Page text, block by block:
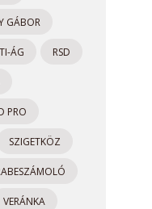
GÁBOR
ÁG RSD
PRO
SZIGETKÖZ
VERÁNKA